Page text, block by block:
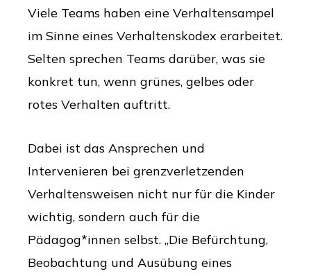
Viele Teams haben eine Verhaltensampel
im Sinne eines Verhaltenskodex erarbeitet.
Selten sprechen Teams darüber, was sie
konkret tun, wenn grünes, gelbes oder
rotes Verhalten auftritt.
Dabei ist das Ansprechen und
Intervenieren bei grenzverletzenden
Verhaltensweisen nicht nur für die Kinder
wichtig, sondern auch für die
Pädagog*innen selbst. „Die Befürchtung,
Beobachtung und Ausübung eines